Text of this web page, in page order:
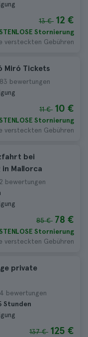
13 € 12 €
Stornierung
versteckten Gebühren
Miró Tickets
bewertungen
11 € 10 €
Stornierung
versteckten Gebühren
bei
Mallorca
bewertungen
85 € 78 €
Stornierung
versteckten Gebühren
private
bewertungen
Stunden
137 € 125 €